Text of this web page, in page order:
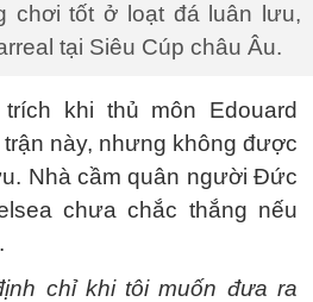
chơi tốt ở loạt đá luân lưu,
tại Siêu Cúp châu Âu.
khi thủ môn Edouard
này, nhưng không được
Nhà cầm quân người Đức
chưa chắc thắng nếu
chỉ khi tôi muốn đưa ra